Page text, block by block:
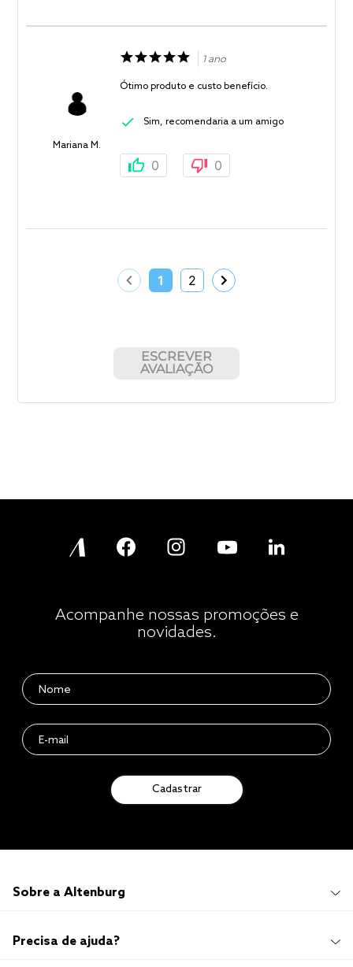
Mariana M.
1 ano
Ótimo produto e custo benefício.
Sim, recomendaria a um amigo
0 0
1 2
ESCREVER
AVALIAÇÃO
Acompanhe nossas promoções e
novidades.
Cadastrar
Sobre a Altenburg
Institucional
Precisa de ajuda?